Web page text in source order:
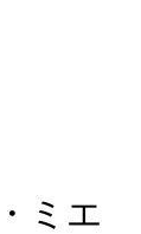
ミエ